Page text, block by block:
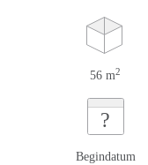
56 m2
?
Begindatum